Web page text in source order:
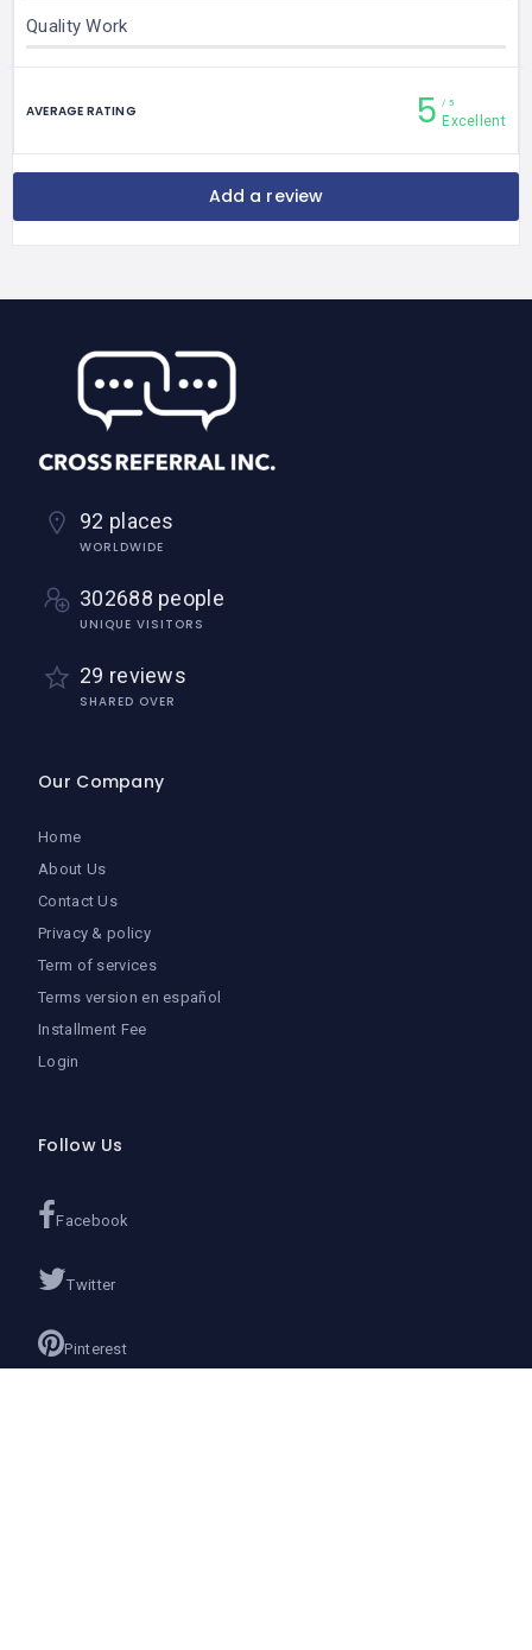
Quality Work
AVERAGE RATING 5 5
Excellent
Add a review
92 places
WORLDWIDE
302688 people
UNIQUE VISITORS
29 reviews
SHARED OVER
Our Company
Home
About Us
Contact Us
Privacy & policy
Term of services
Terms version en español
Installment Fee
Login
Follow Us
Facebook
Twitter
Pinterest